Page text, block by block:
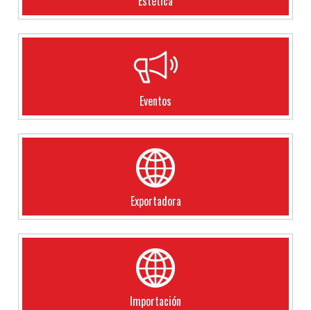
Eventos
Exportadora
Importación